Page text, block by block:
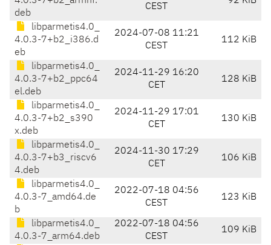
deb
CEST
libparmetis4.0_
4.0.3-7+b2_i386.d
eb
2024-07-08 11:21
CEST
112 KiB
libparmetis4.0_
4.0.3-7+b2_ppc64
el.deb
2024-11-29 16:20
CET
128 KiB
libparmetis4.0_
4.0.3-7+b2_s390
x.deb
2024-11-29 17:01
CET
130 KiB
libparmetis4.0_
4.0.3-7+b3_riscv6
4.deb
2024-11-30 17:29
CET
106 KiB
libparmetis4.0_
4.0.3-7_amd64.de
b
2022-07-18 04:56
CEST
123 KiB
libparmetis4.0_
4.0.3-7_arm64.deb
2022-07-18 04:56
CEST
109 KiB